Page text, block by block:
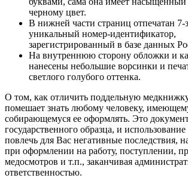
черному цвет.
В нижней части страниц отпечатан 7-
уникальный номер-идентификатор,
зарегистрированный в базе данных
На внутреннюю сторону обложки и
нанесены небольшие ворсинки и
светлого голубого оттенка.
О том, как отличить поддельную
помешает знать любому человеку,
собирающемуся ее оформлять. Это
государственного образца, и
повлечь для Вас негативные последствия,
при оформлении на работу, поступлении,
медосмотров и т.п., заканчивая
ответственностью.